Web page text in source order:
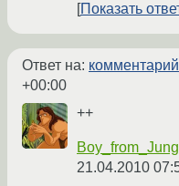
Показать
Ответ на: комментарий
+00:00
++
21.04.2010